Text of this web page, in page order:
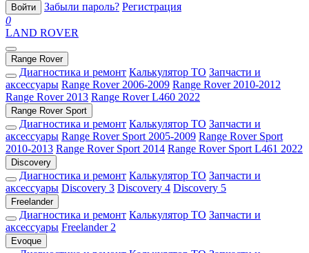
Войти Забыли пароль? Регистрация
0
LAND ROVER
Range Rover
Диагностика и ремонт Калькулятор ТО Запчасти и
аксессуары Range Rover 2006-2009 Range Rover 2010-2012
Range Rover 2013 Range Rover L460 2022
Range Rover Sport
Диагностика и ремонт Калькулятор ТО Запчасти и
аксессуары Range Rover Sport 2005-2009 Range Rover Sport
2010-2013 Range Rover Sport 2014 Range Rover Sport L461 2022
Discovery
Диагностика и ремонт Калькулятор ТО Запчасти и
аксессуары Discovery 3 Discovery 4 Discovery 5
Freelander
Диагностика и ремонт Калькулятор ТО Запчасти и
аксессуары Freelander 2
Evoque